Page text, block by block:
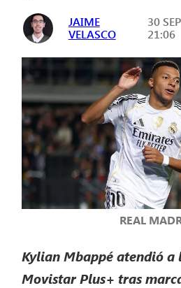
JAIME
VELASCO
30
21:06
REAL
Kylian Mbappé atendió a
Movistar Plus+ tras